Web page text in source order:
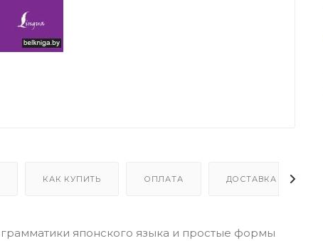
КАК КУПИТЬ ОПЛАТА ДОСТАВКА
японского языка и простые формы